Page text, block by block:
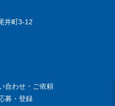
井町3-12
合わせ・ご依頼
募・登録